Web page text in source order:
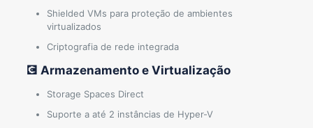
Shielded VMs para proteção de ambientes
virtualizados
Criptografia de rede integrada
💽 Armazenamento e Virtualização
Storage Spaces Direct
Suporte a até 2 instâncias de Hyper-V